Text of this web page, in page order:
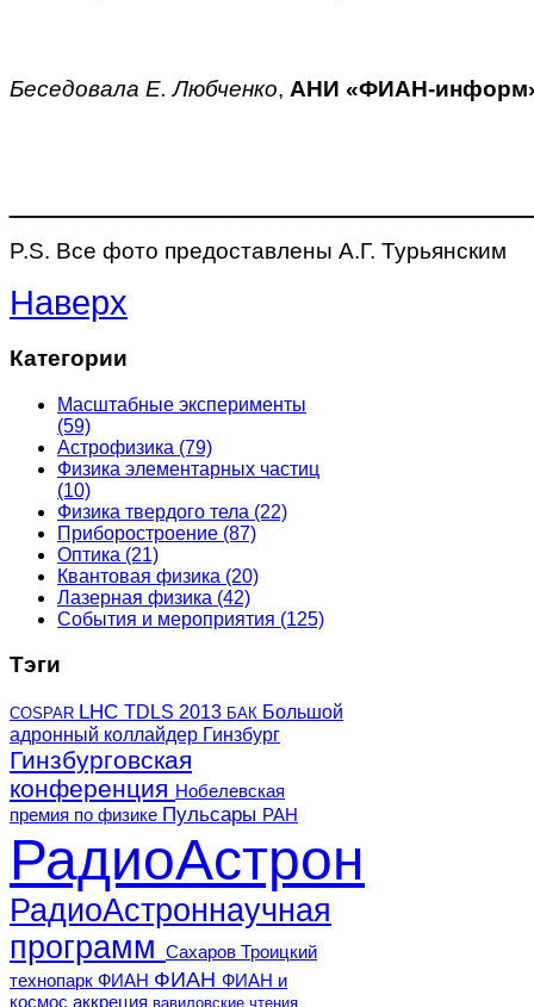
Беседовала Е. Любченко, АНИ «ФИАН-
P.S. Все фото предоставлены А.Г. Турьянским
Наверх
Категории
Масштабные эксперименты
(59)
Астрофизика (79)
Физика элементарных частиц
(10)
Физика твердого тела (22)
Приборостроение (87)
Оптика (21)
Квантовая физика (20)
Лазерная физика (42)
События и мероприятия (125)
Тэги
COSPAR LHC TDLS 2013 БАК Большой
адронный коллайдер Гинзбург
Гинзбурговская
конференция Нобелевская
премия по физике Пульсары РАН
РадиоАстрон
РадиоАстроннаучная
программ
Сахаров Троицкий
технопарк ФИАН ФИАН ФИАН и
космос аккреция вавиловские чтения